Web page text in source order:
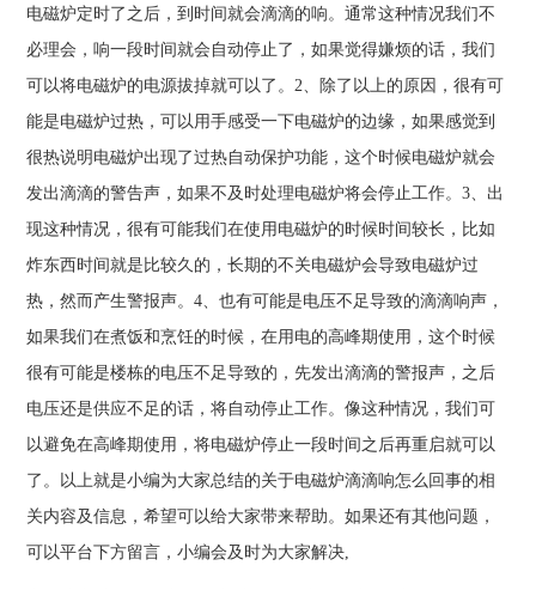
电磁炉定时了之后，到时间就会滴滴的响。通常这种情况我们不
必理会，响一段时间就会自动停止了，如果觉得嫌烦的话，我们
可以将电磁炉的电源拔掉就可以了。2、除了以上的原因，很有可
能是电磁炉过热，可以用手感受一下电磁炉的边缘，如果感觉到
很热说明电磁炉出现了过热自动保护功能，这个时候电磁炉就会
发出滴滴的警告声，如果不及时处理电磁炉将会停止工作。3、出
现这种情况，很有可能我们在使用电磁炉的时候时间较长，比如
炸东西时间就是比较久的，长期的不关电磁炉会导致电磁炉过
热，然而产生警报声。4、也有可能是电压不足导致的滴滴响声，
如果我们在煮饭和烹饪的时候，在用电的高峰期使用，这个时候
很有可能是楼栋的电压不足导致的，先发出滴滴的警报声，之后
电压还是供应不足的话，将自动停止工作。像这种情况，我们可
以避免在高峰期使用，将电磁炉停止一段时间之后再重启就可以
了。以上就是小编为大家总结的关于电磁炉滴滴响怎么回事的相
关内容及信息，希望可以给大家带来帮助。如果还有其他问题，
可以平台下方留言，小编会及时为大家解决,